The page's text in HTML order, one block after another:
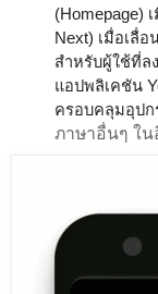
(Homepage)
Next) เมื่อเลื่
สำหรับผู้ใช้ที่ล
แอปพลิเคชัน
ครอบคลุมอุปก
ภาษาอื่นๆ ใน